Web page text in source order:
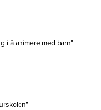
i å animere med barn"